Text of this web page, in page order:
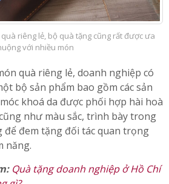
riêng lẻ, bộ quà tặng cũng rất được ưa
với nhiều món
quà riêng lẻ, doanh nghiệp có
bộ sản phẩm bao gồm các sản
khoá da được phối hợp hài hoà
như màu sắc, trình bày trong
đem tặng đối tác quan trọng
năng.
Quà tặng doanh nghiệp ở Hồ Chí